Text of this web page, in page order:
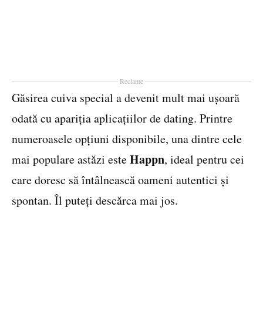
Reclame
Găsirea cuiva special a devenit mult mai ușoară
odată cu apariția aplicațiilor de dating. Printre
numeroasele opțiuni disponibile, una dintre cele
mai populare astăzi esteHappn, ideal pentru cei
care doresc să întâlnească oameni autentici și
spontan. Îl puteți descărca mai jos.